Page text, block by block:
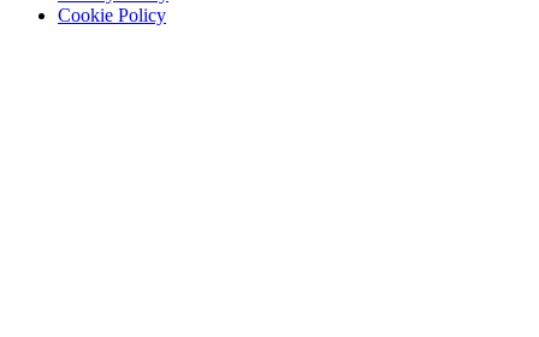
Cookie Policy